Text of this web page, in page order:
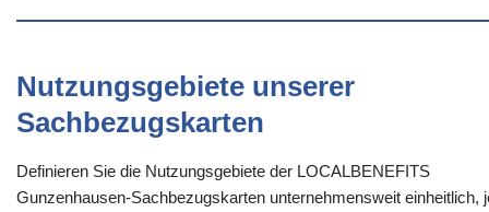
Nutzungsgebiete unserer
Sachbezugskarten
Definieren Sie die Nutzungsgebiete der LOCALBENEFITS
Gunzenhausen-Sachbezugskarten unternehmensweit einheitlich,